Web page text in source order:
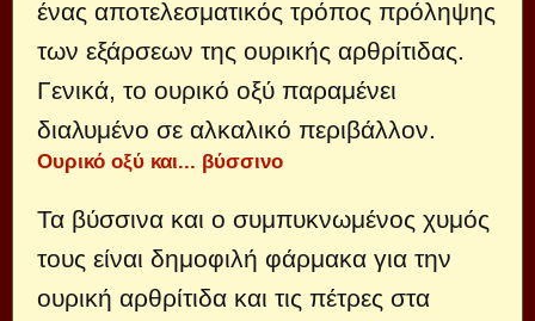
ένας αποτελεσματικός τρόπος πρόληψης
των εξάρσεων της ουρικής αρθρίτιδας.
Γενικά, το ουρικό οξύ παραμένει
διαλυμένο σε αλκαλικό περιβάλλον.
Ουρικό οξύ και... βύσσινο
Τα βύσσινα και ο συμπυκνωμένος χυμός
τους είναι δημοφιλή φάρμακα για την
ουρική αρθρίτιδα και τις πέτρες στα